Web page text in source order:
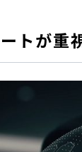
トが重